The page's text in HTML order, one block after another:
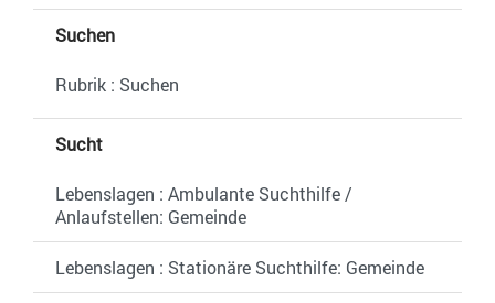
Suchen
Rubrik : Suchen
Sucht
Lebenslagen : Ambulante Suchthilfe /
Anlaufstellen: Gemeinde
Lebenslagen : Stationäre Suchthilfe: Gemeinde